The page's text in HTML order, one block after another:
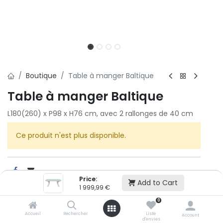
Price:
1 999,99 € Add to Cart
Accueil Rechercher
0
Liste
d'envies
Account
Boutique Table à manger Baltique
Table à manger Baltique
L180(260) x P98 x H76 cm, avec 2 rallonges de 40 cm
Ce produit n'est plus disponible.
Cet article n'est plus disponible.